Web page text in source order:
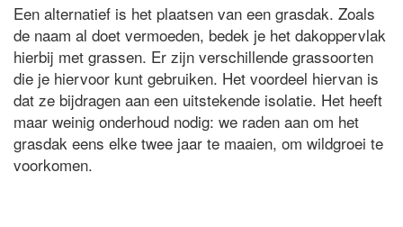
Een alternatief is het plaatsen van een grasdak. Zoals
de naam al doet vermoeden, bedek je het dakoppervlak
hierbij met grassen. Er zijn verschillende grassoorten
die je hiervoor kunt gebruiken. Het voordeel hiervan is
dat ze bijdragen aan een uitstekende isolatie. Het heeft
maar weinig onderhoud nodig: we raden aan om het
grasdak eens elke twee jaar te maaien, om wildgroei te
voorkomen.